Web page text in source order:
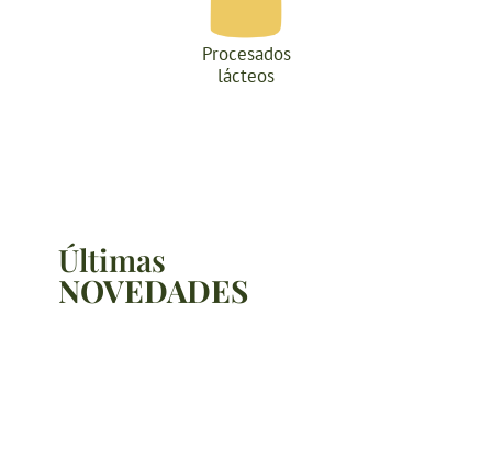
Procesados
lácteos
Últimas
NOVEDADES